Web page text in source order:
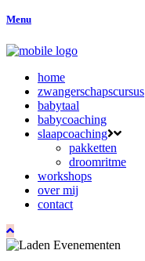
Menu
home
zwangerschapscursus
babytaal
babycoaching
slaapcoaching
pakketten
droomritme
workshops
over mij
contact